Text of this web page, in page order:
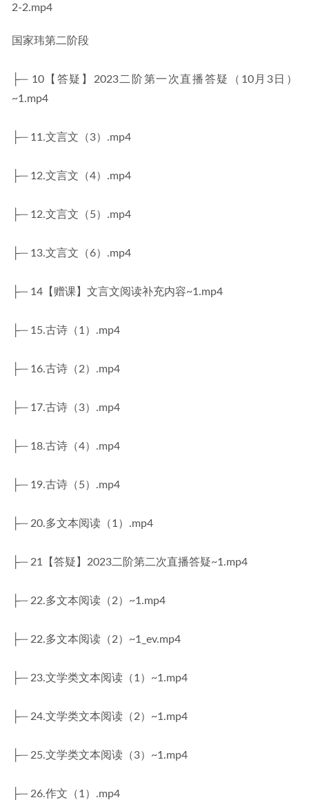
2-2.mp4
国家玮第二阶段
├─ 10【答疑】2023二阶第一次直播答疑（10月3日）
~1.mp4
├─ 11.文言文（3）.mp4
├─ 12.文言文（4）.mp4
├─ 12.文言文（5）.mp4
├─ 13.文言文（6）.mp4
├─ 14【赠课】文言文阅读补充内容~1.mp4
├─ 15.古诗（1）.mp4
├─ 16.古诗（2）.mp4
├─ 17.古诗（3）.mp4
├─ 18.古诗（4）.mp4
├─ 19.古诗（5）.mp4
├─ 20.多文本阅读（1）.mp4
├─ 21【答疑】2023二阶第二次直播答疑~1.mp4
├─ 22.多文本阅读（2）~1.mp4
├─ 22.多文本阅读（2）~1_ev.mp4
├─ 23.文学类文本阅读（1）~1.mp4
├─ 24.文学类文本阅读（2）~1.mp4
├─ 25.文学类文本阅读（3）~1.mp4
├─ 26.作文（1）.mp4